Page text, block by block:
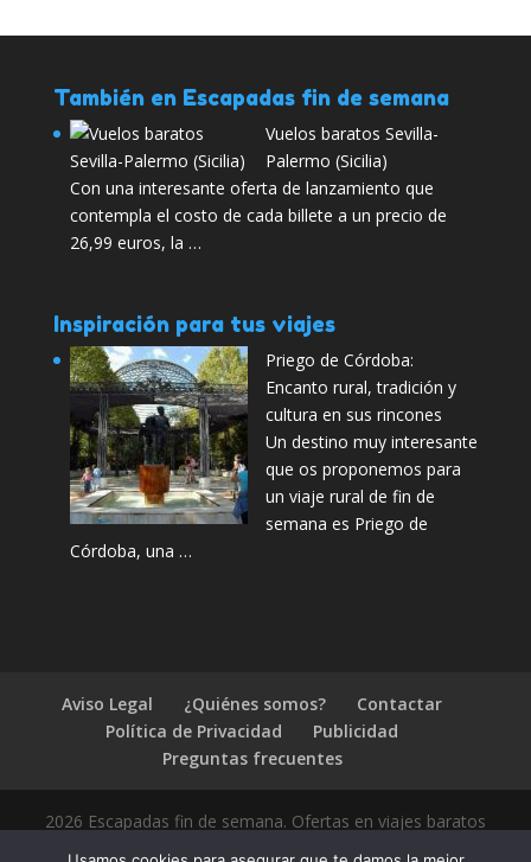
También en Escapadas fin de semana
Vuelos baratos Sevilla-
Palermo (Sicilia)
Con una interesante oferta de lanzamiento que
contempla el costo de cada billete a un precio de
26,99 euros, la …
Inspiración para tus viajes
Priego de Córdoba:
Encanto rural, tradición y
cultura en sus rincones
Un destino muy interesante
que os proponemos para
un viaje rural de fin de
semana es Priego de
Córdoba, una …
Aviso Legal ¿Quiénes somos?
Contactar
Política de Privacidad
Publicidad
Preguntas frecuentes
2026 Escapadas fin de semana. Ofertas en viajes baratos